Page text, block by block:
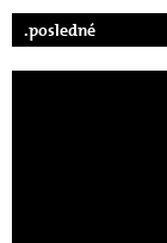
.posledné